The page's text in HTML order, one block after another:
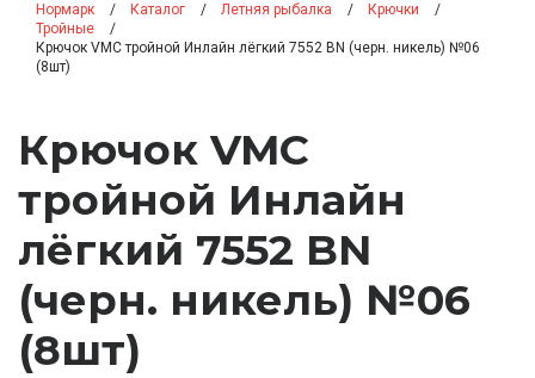
Нормарк Каталог Летняя рыбалка
Крючки
Тройные
Крючок VMC тройной Инлайн лёгкий 7552 BN (черн. никель) №06
(8шт)
Крючок VMC
тройной Инлайн
лёгкий 7552 BN
(черн. никель) №06
(8шт)